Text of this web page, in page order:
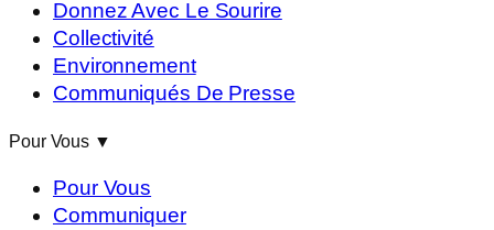
Donnez Avec Le Sourire
Collectivité
Environnement
Communiqués De Presse
Pour Vous ▼
Pour Vous
Communiquer